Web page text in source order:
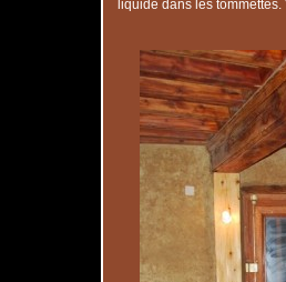
liquide dans les